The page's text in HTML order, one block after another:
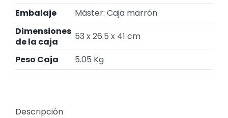
Embalaje
Máster: Caja marrón
Dimensiones
de la caja
53 x 26.5 x 41 cm
Peso Caja
5.05 Kg
Descripción